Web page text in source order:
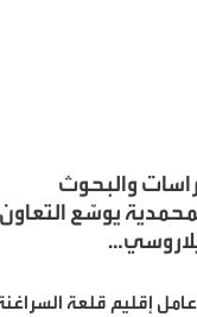
والبحوث
يوسّع التعاون
عامل إقليم قلعة